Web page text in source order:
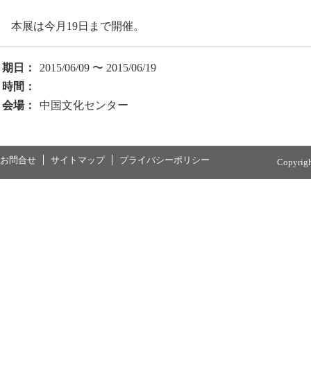
本展は今月19日まで開催。
期日：
2015/06/09 〜 2015/06/19
時間：
会場：
中国文化センター
お問合せ サイトマップ プライバシーポリシー